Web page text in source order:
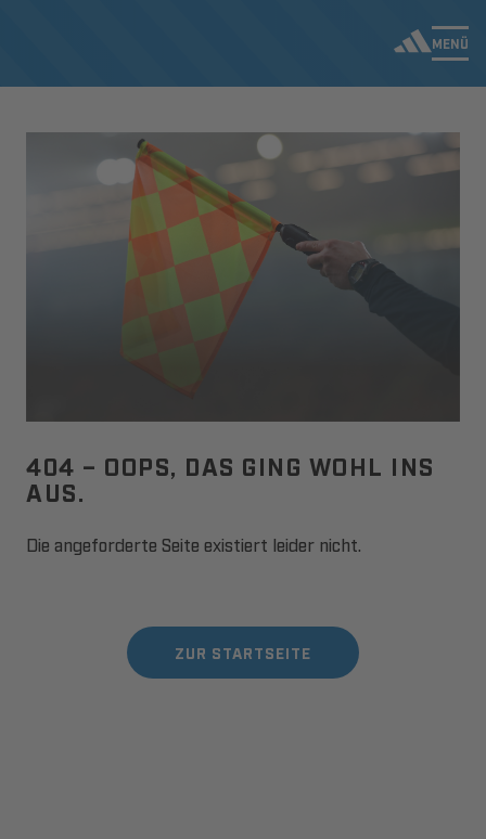
MENÜ
404 – OOPS, DAS GING WOHL INS
AUS.
Die angeforderte Seite existiert leider nicht.
ZUR STARTSEITE